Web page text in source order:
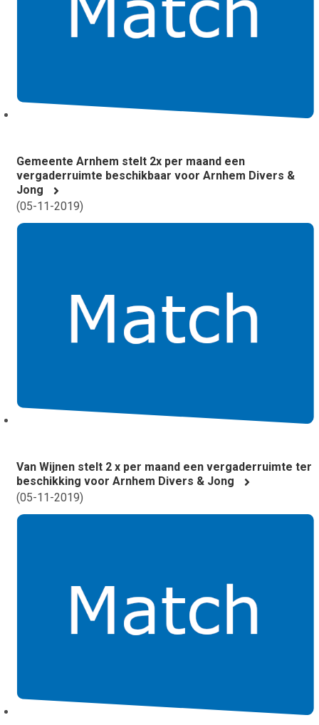
Gemeente Arnhem stelt 2x per maand een
vergaderruimte beschikbaar voor Arnhem Divers &
Jong
(05-11-2019)
Van Wijnen stelt 2 x per maand een vergaderruimte ter
beschikking voor Arnhem Divers & Jong
(05-11-2019)